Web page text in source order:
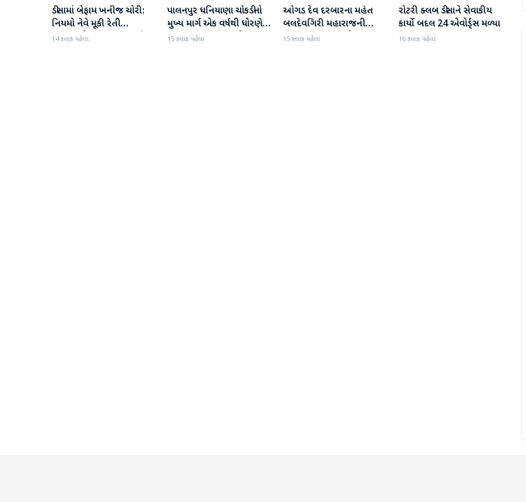
બનાસકાંઠા
ડીસામાં બેફામ ખનીજ ચોરી:
નિયમો નેવે મૂકી રેતી
માફિયાઓ સક્રિય, તંત્ર સામે
14 કલાક પહેલા
બનાસકાંઠા
પાલનપુર ધનિયાણા ચોકડીનો
મુખ્ય માર્ગ એક વર્ષથી ધોરણે:
ગટરલાઇન પછી રસ્તો ન
15 કલાક પહેલા
બનાસકાંઠા
ઓગડ દેવ દરબારના મહંત
બલદેવગિરી મહારાજની
અટકાયત બાદ જામીન પર
15 કલાક પહેલા
બનાસકાંઠા
રોટરી ક્લબ ડીસાને સેવાકીય
કાર્યો બદલ 24 એવોર્ડ્સ મળ્યા
16 કલાક પહેલા